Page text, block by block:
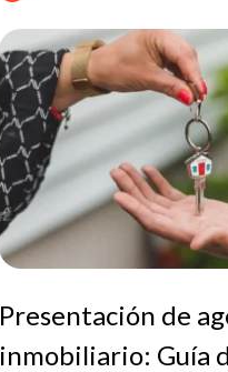
Presentación de
inmobiliario: Guía